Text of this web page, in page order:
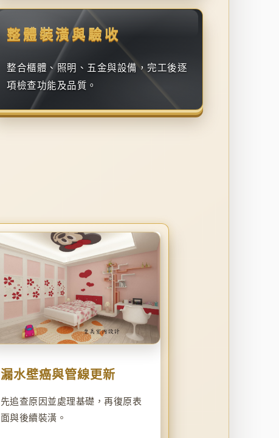
整體裝潢與驗收
整合櫃體、照明、五金與設備，完工後逐
項檢查功能及品質。
漏水壁癌與管線更新
先追查原因並處理基礎，再復原表
面與後續裝潢。